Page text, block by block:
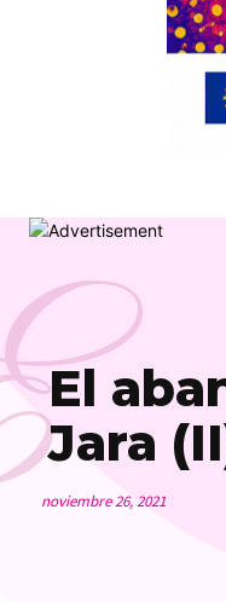
El
Jara
noviembre 26, 2021